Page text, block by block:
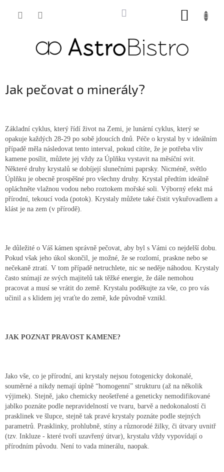
Jak pečovat o minerály?
Základní cyklus, který řídí život na Zemi, je lunární cyklus, který se
opakuje každých 28-29 po sobě jdoucích dnů. Péče o krystal by v ideálním
případě měla následovat tento interval, pokud cítíte, že je potřeba vliv
kamene posílit, můžete jej vždy za Úplňku vystavit na měsíční svit.
Některé druhy krystalů se dobíjejí slunečními paprsky. Nicméně, světlo
Úplňku je obecně prospěšné pro všechny druhy. Krystal předtím ideálně
opláchněte vlažnou vodou nebo roztokem mořské soli. Výborný efekt má
přírodní, tekoucí voda (potok). Krystaly můžete také čistit vykuřovadlem a
klást je na zem (v přírodě).
Je důležité o Váš kámen správně pečovat, aby byl s Vámi co nejdelší dobu.
Pokud však jeho úkol skončil, je možné, že se rozlomí, praskne nebo se
nečekaně ztratí. V tom případě netruchlete, nic se neděje náhodou. Krystaly
často snímají ze svých majitelů tak těžké energie, že dále nemohou
pracovat a musí se vrátit do země. Krystalu poděkujte za vše, co pro vás
učinil a s klidem jej vraťte do země, kde původně vznikl.
JAK POZNAT PRAVOST KAMENE?
Jako vše, co je přírodní, ani krystaly nejsou fotogenicky dokonalé,
souměrné a nikdy nemají úplně “homogenní” strukturu (až na několik
výjimek). Stejně, jako chemicky neošetřené a geneticky nemodifikované
jablko poznáte podle nepravidelností ve tvaru, barvě a nedokonalostí či
prasklinek ve šlupce, stejně tak pravé krystaly poznáte podle stejných
parametrů. Prasklinky, prohlubně, stíny a různorodé žilky, či útvary uvnitř
(tzv. Inkluze - které tvoří uzavřený útvar), krystalu vždy vypovídají o
přírodním původu. Není to vada minerálu, naopak.